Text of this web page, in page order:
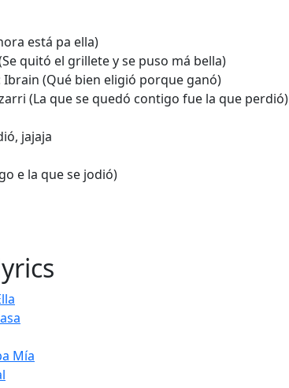
está pa ella)
quitó el grillete y se puso má bella)
(Qué bien eligió porque ganó)
(La que se quedó contigo fue la que perdió)
jajaja
e la que se jodió)
Mía